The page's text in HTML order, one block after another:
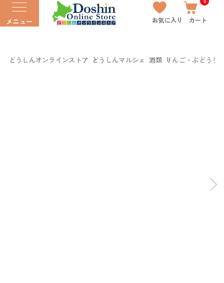
メニュー お気に入り カート
どうしんオンラインストア どうしんマルシェ 酒類 りんご・ぶどうリ